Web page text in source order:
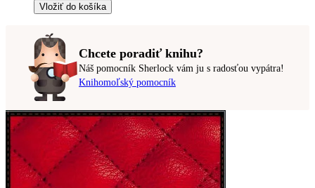
Vložiť do košíka
Chcete poradiť knihu?
Náš pomocník Sherlock vám ju s radosťou vypátra!
Knihomoľský pomocník